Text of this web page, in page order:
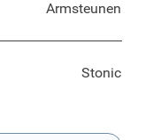
Armsteunen
Stonic